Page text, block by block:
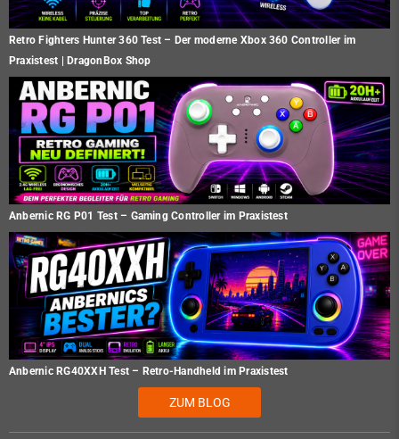
Retro Fighters Hunter 360 Test – Der moderne Xbox 360 Controller im
Praxistest | DragonBox Shop
Anbernic RG P01 Test – Gaming Controller im Praxistest
Anbernic RG40XXH Test – Retro-Handheld im Praxistest
ZUM BLOG